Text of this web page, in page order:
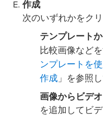
作成
次のいずれかをク
テンプレート
比較画像など
ンプレートを
作成 」を参照
画像からビデ
を追加してビ